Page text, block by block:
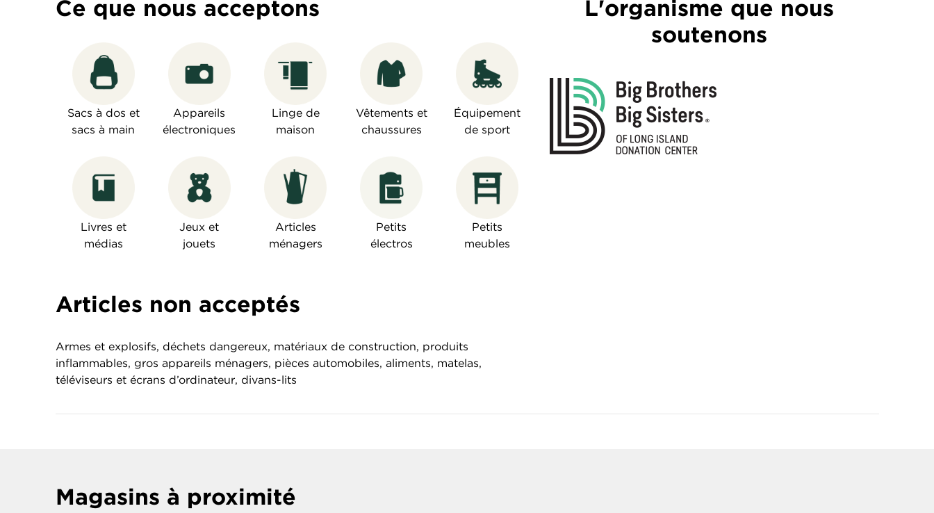
Ce que nous acceptons
Sacs à dos et
sacs à main
Appareils
électroniques
Linge de
maison
Vêtements et
chaussures
Équipement
de sport
Livres et
médias
Jeux et
jouets
Articles
ménagers
Petits
électros
Petits
meubles
Articles non acceptés
Armes et explosifs, déchets dangereux, matériaux de construction, produits
inflammables, gros appareils ménagers, pièces automobiles, aliments, matelas,
téléviseurs et écrans d’ordinateur, divans-lits
L'organisme que nous
soutenons
Magasins à proximité